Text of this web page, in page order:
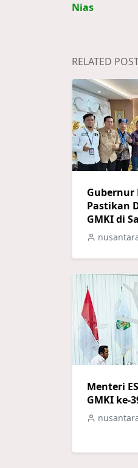
Nias
RELATED
Gubernur
Pastikan
GMKI di
Menteri
GMKI ke-